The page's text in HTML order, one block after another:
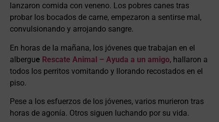
lanzaron comida con veneno. Los pobres canes tras
probar los bocados de carne, empezaron a sentirse mal,
convulsionando y arrojando sangre.
En horas de la mañana, los jóvenes que trabajan en el
albergue Rescate Animal – Ayuda a un amigo, hallaron a
todos los perritos vomitando y llorando recostados en el
piso.
Pese a los esfuerzos de los jóvenes, varios murieron tras
horas de agonía. Otros siguen luchando por su vida.